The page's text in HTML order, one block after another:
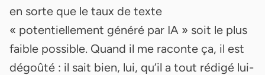
en sorte que le taux de texte
« potentiellement généré par IA » soit le plus
faible possible. Quand il me raconte ça, il est
dégoûté : il sait bien, lui, qu’il a tout rédigé lui-